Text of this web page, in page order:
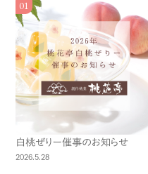
白桃ぜりー催事のお知らせ
2026.5.28